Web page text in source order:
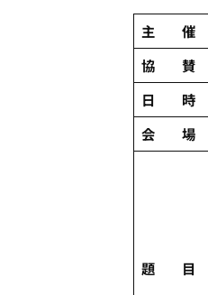
主 催
協 賛
日 時
会 場
題 目